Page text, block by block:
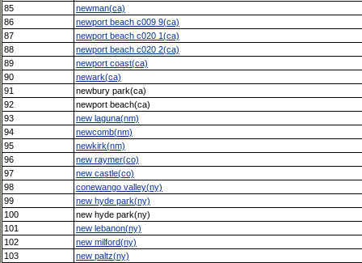
85
newman(ca)
86
newport beach c009 9(ca)
87
newport beach c020 1(ca)
88
newport beach c020 2(ca)
89
newport coast(ca)
90
newark(ca)
91
newbury park(ca)
92
newport beach(ca)
93
new laguna(nm)
94
newcomb(nm)
95
newkirk(nm)
96
new raymer(co)
97
new castle(co)
98
conewango valley(ny)
99
new hyde park(ny)
100
new hyde park(ny)
101
new lebanon(ny)
102
new milford(ny)
103
new paltz(ny)